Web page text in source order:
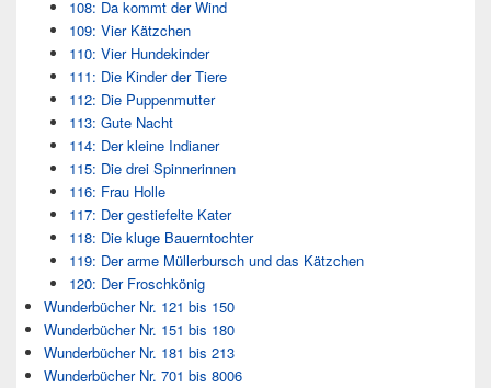
108: Da kommt der Wind
109: Vier Kätzchen
110: Vier Hundekinder
111: Die Kinder der Tiere
112: Die Puppenmutter
113: Gute Nacht
114: Der kleine Indianer
115: Die drei Spinnerinnen
116: Frau Holle
117: Der gestiefelte Kater
118: Die kluge Bauerntochter
119: Der arme Müllerbursch und das Kätzchen
120: Der Froschkönig
Wunderbücher Nr. 121 bis 150
Wunderbücher Nr. 151 bis 180
Wunderbücher Nr. 181 bis 213
Wunderbücher Nr. 701 bis 8006